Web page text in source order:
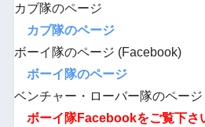
カブ隊のページ
カブ隊のページ
ボーイ隊のページ (Facebook)
ボーイ隊のページ
ベンチャー・ローバー隊のページ
ボーイ隊Facebookをご覧下さ